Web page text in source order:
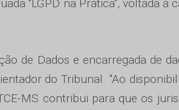
"LGPD na Prática", voltada à
de Dados e encarregada de
do Tribunal. "Ao
MS contribui para que os